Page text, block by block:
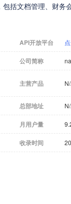
括文档管理、财务
API开放平台
公司简称
主营产品
总部地址
月用户量
收录时间